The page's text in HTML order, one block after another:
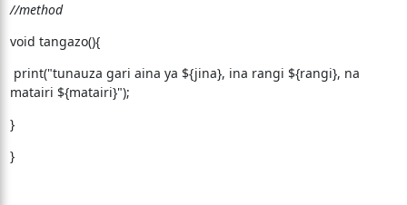
//method
void tangazo(){
print("tunauza gari aina ya ${jina}, ina rangi ${rangi}, na
matairi ${matairi}");
}
}